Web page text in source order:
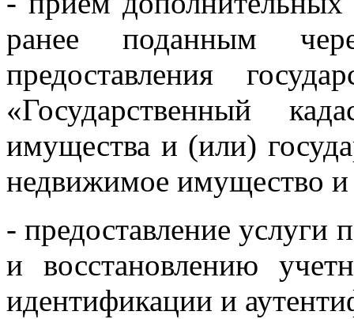
ранее поданным
предоставления
«Государственный
имущества и (или)
недвижимое имущество
- предоставление услуги
и восстановлению
идентификации и